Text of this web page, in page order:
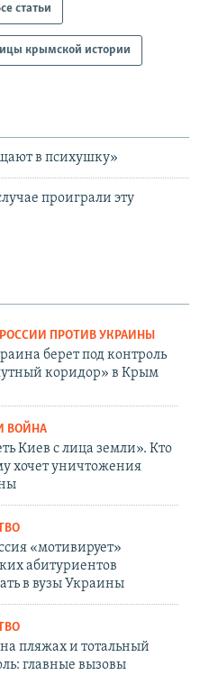
статьи
крымской истории
в психушку»
проиграли эту
ПРОТИВ УКРАИНЫ
берет под контроль
коридор» в Крым
ВОЙНА
Киев с лица земли». Кто
хочет уничтожения
«мотивирует»
абитуриентов
в вузы Украины
пляжах и тотальный
главные вызовы